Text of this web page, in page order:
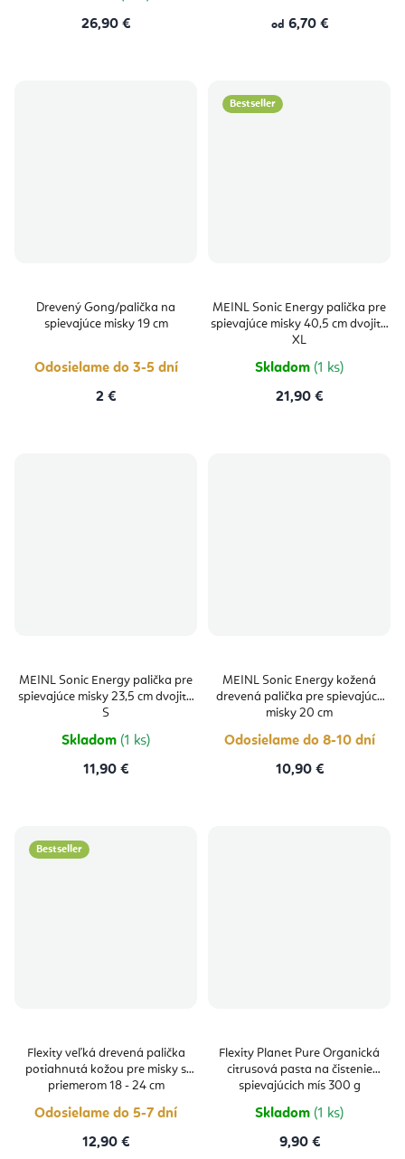
26,90 €
od 6,70 €
Drevený Gong/palička na
spievajúce misky 19 cm
Odosielame do 3-5 dní
2 €
Bestseller
MEINL Sonic Energy palička pre
spievajúce misky 40,5 cm dvojitá
XL
Skladom (1 ks)
21,90 €
MEINL Sonic Energy palička pre
spievajúce misky 23,5 cm dvojitá
S
Skladom (1 ks)
11,90 €
MEINL Sonic Energy kožená
drevená palička pre spievajúce
misky 20 cm
Odosielame do 8-10 dní
10,90 €
Bestseller
Flexity veľká drevená palička
potiahnutá kožou pre misky s
priemerom 18 - 24 cm
Odosielame do 5-7 dní
12,90 €
Flexity Planet Pure Organická
citrusová pasta na čistenie
spievajúcich mís 300 g
Skladom (1 ks)
9,90 €